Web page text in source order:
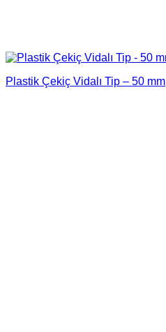
Plastik Çekiç Vidalı Tip – 50 mm